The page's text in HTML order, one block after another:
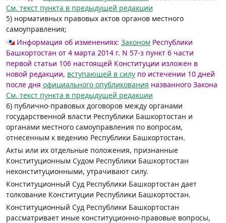
См. текст пункта в предыдущей редакции
5) нормативных правовых актов органов местного
самоуправления;
Информация об изменениях: Законом Республики
Башкортостан от 4 марта 2014 г. N 57-з пункт 6 части
первой статьи 106 настоящей Конституции изложен в
новой редакции, вступающей в силу по истечении 10 дней
после дня официального опубликования названного Закона
См. текст пункта в предыдущей редакции
6) публично-правовых договоров между органами
государственной власти Республики Башкортостан и
органами местного самоуправления по вопросам,
отнесенным к ведению Республики Башкортостан.
Акты или их отдельные положения, признанные
Конституционным Судом Республики Башкортостан
неконституционными, утрачивают силу.
Конституционный Суд Республики Башкортостан дает
толкование Конституции Республики Башкортостан.
Конституционный Суд Республики Башкортостан
рассматривает иные конституционно-правовые вопросы,